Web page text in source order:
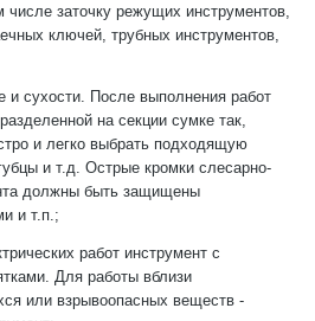
числе заточку режущих инструментов,
ключей, трубных инструментов,
и сухости. После выполнения работ
на секции сумке так,
и легко выбрать подходящую
и т.д. Острые кромки слесарно-
должны быть защищены
и т.п.;
работ инструмент с
Для работы вблизи
или взрывоопасных веществ -